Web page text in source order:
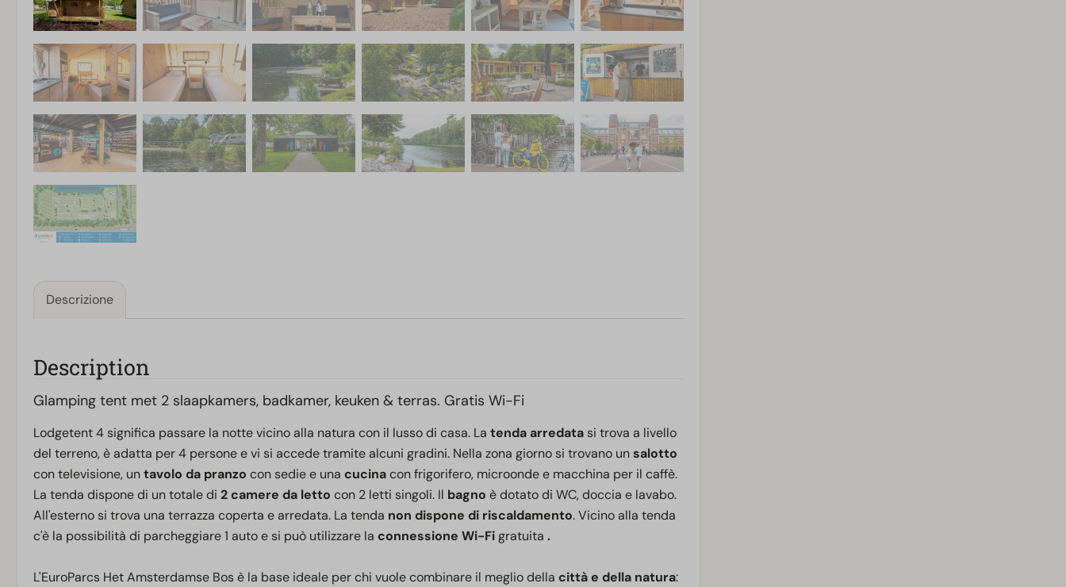
Descrizione
Description
Glamping tent met 2 slaapkamers, badkamer, keuken & terras. Gratis Wi-Fi
Lodgetent 4 significa passare la notte vicino alla natura con il lusso di casa. La tenda arredata si trova a livello
del terreno, è adatta per 4 persone e vi si accede tramite alcuni gradini. Nella zona giorno si trovano unsalotto
con televisione, untavolo da pranzo con sedie e una cucinacon frigorifero, microonde e macchina per il caffè.
La tenda dispone di un totale di 2 camere da letto con 2 letti singoli. Il bagno è dotato di WC, doccia e lavabo.
All'esterno si trova una terrazza coperta e arredata. La tenda non dispone di riscaldamento. Vicino alla tenda
c'è la possibilità di parcheggiare 1 auto e si può utilizzare la connessione Wi-Figratuita .
L'EuroParcs Het Amsterdamse Bos è la base ideale per chi vuole combinare il meglio della città e della natura: